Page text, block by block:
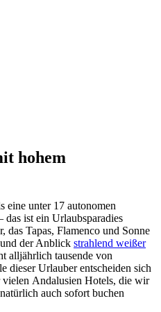
hohem
eine unter 17 autonomen
das ist ein Urlaubsparadies
Tapas, Flamenco und Sonne
der Anblick strahlend weißer
alljährlich tausende von
dieser Urlauber entscheiden sich
Andalusien Hotels, die wir
auch sofort buchen